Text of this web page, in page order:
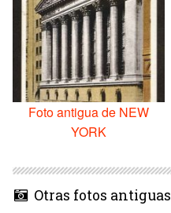
Foto antigua de NEW
YORK
Otras fotos antiguas